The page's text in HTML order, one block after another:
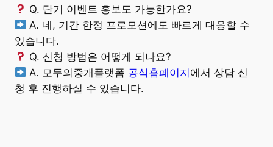
Q. 단기 이벤트 홍보도 가능한가요?
A. 네, 기간 한정 프로모션에도 빠르게 대응할 수
있습니다.
Q. 신청 방법은 어떻게 되나요?
A. 모두의중개플랫폼 공식홈페이지에서 상담 신
청 후 진행하실 수 있습니다.